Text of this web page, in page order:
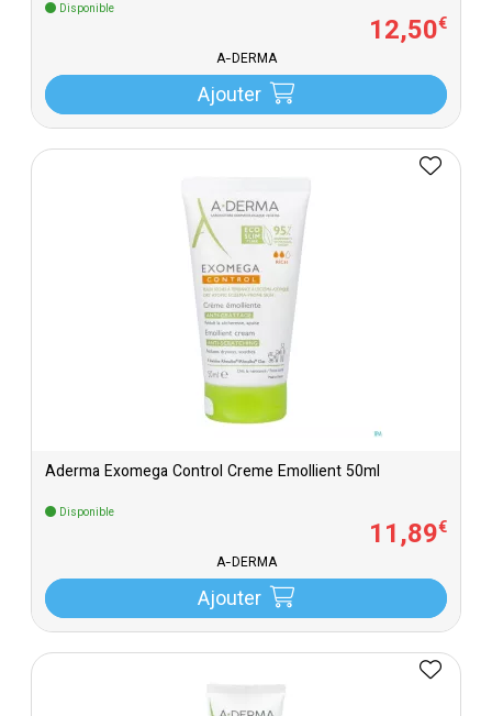
Disponible
12,50€
A-DERMA
Ajouter
Aderma Exomega Control Creme Emollient 50ml
Disponible
11,89€
A-DERMA
Ajouter